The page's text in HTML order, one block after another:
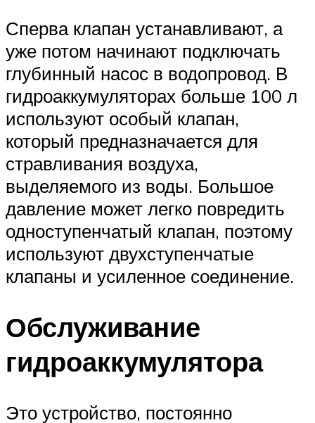
Сперва клапан устанавливают, а
уже потом начинают подключать
глубинный насос в водопровод. В
гидроаккумуляторах больше 100 л
используют особый клапан,
который предназначается для
стравливания воздуха,
выделяемого из воды. Большое
давление может легко повредить
одноступенчатый клапан, поэтому
используют двухступенчатые
клапаны и усиленное соединение.
Обслуживание
гидроаккумулятора
Это устройство, постоянно